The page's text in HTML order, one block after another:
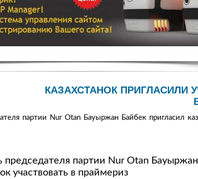
КАЗАХСТАНОК ПРИГЛАСИЛИ
партии Nur Otan Бауыржан Байбек пригласил
председателя партии Nur Otan
участвовать в праймериз